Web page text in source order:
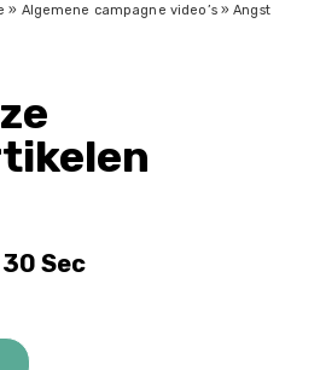
» Algemene campagne video’s»Angst
Sec